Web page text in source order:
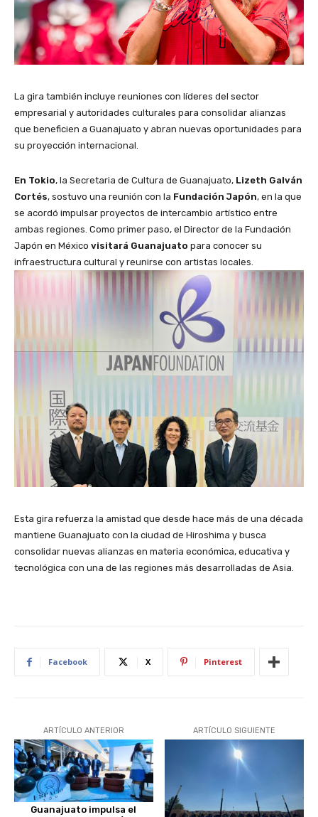
La gira también incluye reuniones con líderes del sector
empresarial y autoridades culturales para consolidar alianzas
que beneficien a Guanajuato y abran nuevas oportunidades para
su proyección internacional.
En Tokio, la Secretaria de Cultura de Guanajuato, Lizeth Galván
Cortés, sostuvo una reunión con la Fundación Japón, en la que
se acordó impulsar proyectos de intercambio artístico entre
ambas regiones. Como primer paso, el Director de la Fundación
Japón en México visitará Guanajuato para conocer su
infraestructura cultural y reunirse con artistas locales.
Esta gira refuerza la amistad que desde hace más de una década
mantiene Guanajuato con la ciudad de Hiroshima y busca
consolidar nuevas alianzas en materia económica, educativa y
tecnológica con una de las regiones más desarrolladas de Asia.
Facebook X Pinterest
ARTÍCULO ANTERIOR
Guanajuato impulsa el
ARTÍCULO SIGUIENTE